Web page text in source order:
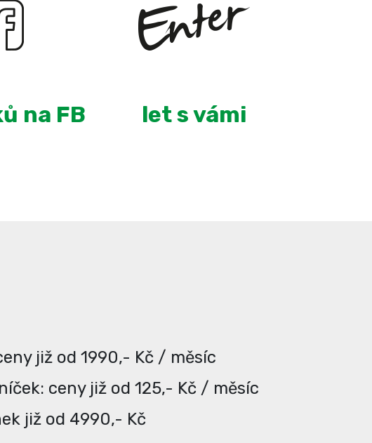
na FB let s vámi
již od 1990,- Kč / měsíc
ceny již od 125,- Kč / měsíc
již od 4990,- Kč